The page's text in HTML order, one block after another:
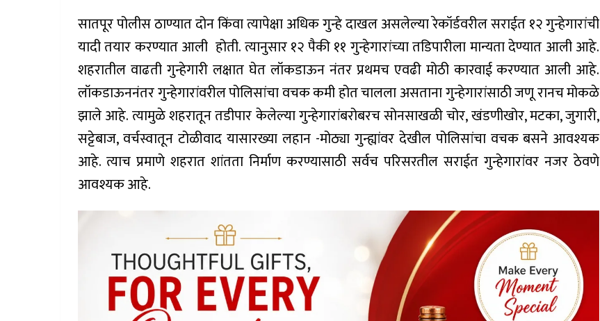
सातपूर पोलीस ठाण्यात दोन किंवा त्यापेक्षा अधिक गुन्हे दाखल असलेल्या रेकॉर्डवरील सराईत १२ गुन्हेगारांची
यादी तयार करण्यात आली होती. त्यानुसार १२ पैकी ११ गुन्हेगारांच्या तडिपारीला मान्यता देण्यात आली आहे.
शहरातील वाढती गुन्हेगारी लक्षात घेत लॉकडाऊन नंतर प्रथमच एवढी मोठी कारवाई करण्यात आली आहे.
लॉकडाऊननंतर गुन्हेगारांवरील पोलिसांचा वचक कमी होत चालला असताना गुन्हेगारांसाठी जणू रानच मोकळे
झाले आहे. त्यामुळे शहरातून तडीपार केलेल्या गुन्हेगारांबरोबरच सोनसाखळी चोर, खंडणीखोर, मटका, जुगारी,
सट्टेबाज, वर्चस्वातून टोळीवाद यासारख्या लहान -मोठ्या गुन्ह्यांवर देखील पोलिसांचा वचक बसने आवश्यक
आहे. त्याच प्रमाणे शहरात शांतता निर्माण करण्यासाठी सर्वच परिसरतील सराईत गुन्हेगारांवर नजर ठेवणे
आवश्यक आहे.